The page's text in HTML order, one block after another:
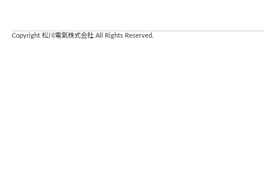
Copyright 松川電氣株式会社 All Rights Reserved.